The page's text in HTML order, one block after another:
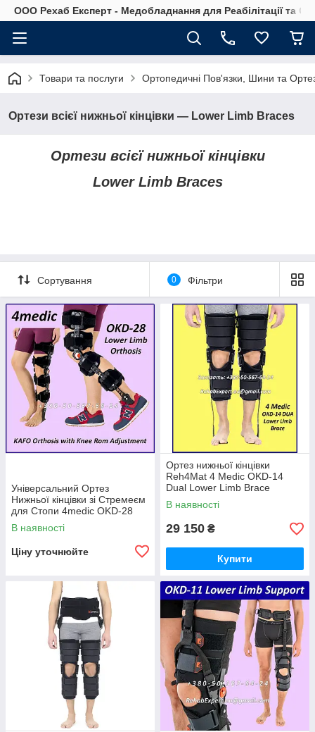
OOO Рехаб Експерт - Медобладнання для Реабілітації та
Товари та послуги Ортопедичні Пов'язки, Шини та
Ортези всієї нижньої кінцівки — Lower Limb Braces
Ортези всієї нижньої кінцівки
Lower Limb Braces
Сортування 0 Фільтри
Універсальний Ортез
Нижньої кінцівки зі Стремеєм
для Стопи 4medic OKD-28
Lower Limb Orthosis
В наявності
Ціну уточнюйте
Ортез нижньої кінцівки
Reh4Mat 4 Medic OKD-14
Dual Lower Limb Brace
В наявності
29 150 ₴
Купити